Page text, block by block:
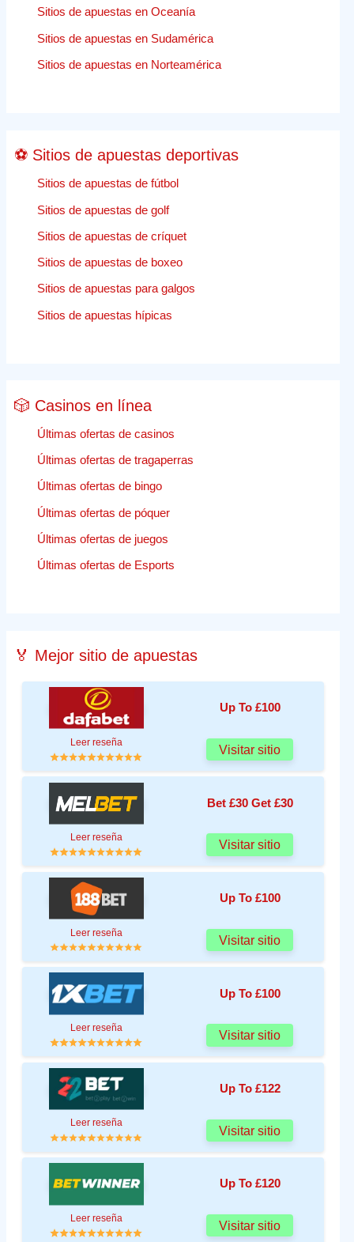
Sitios de apuestas en Oceanía
Sitios de apuestas en Sudamérica
Sitios de apuestas en Norteamérica
⚽ Sitios de apuestas deportivas
Sitios de apuestas de fútbol
Sitios de apuestas de golf
Sitios de apuestas de críquet
Sitios de apuestas de boxeo
Sitios de apuestas para galgos
Sitios de apuestas hípicas
🎲 Casinos en línea
Últimas ofertas de casinos
Últimas ofertas de tragaperras
Últimas ofertas de bingo
Últimas ofertas de póquer
Últimas ofertas de juegos
Últimas ofertas de Esports
🏅 Mejor sitio de apuestas
Up To £100
Leer reseña
Visitar sitio
Bet £30 Get £30
Leer reseña
Visitar sitio
Up To £100
Leer reseña
Visitar sitio
Up To £100
Leer reseña
Visitar sitio
Up To £122
Leer reseña
Visitar sitio
Up To £120
Leer reseña
Visitar sitio